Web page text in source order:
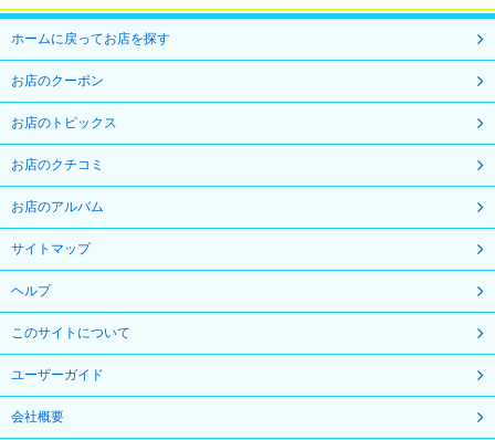
ホームに戻ってお店を探す
お店のクーポン
お店のトピックス
お店のクチコミ
お店のアルバム
サイトマップ
ヘルプ
このサイトについて
ユーザーガイド
会社概要